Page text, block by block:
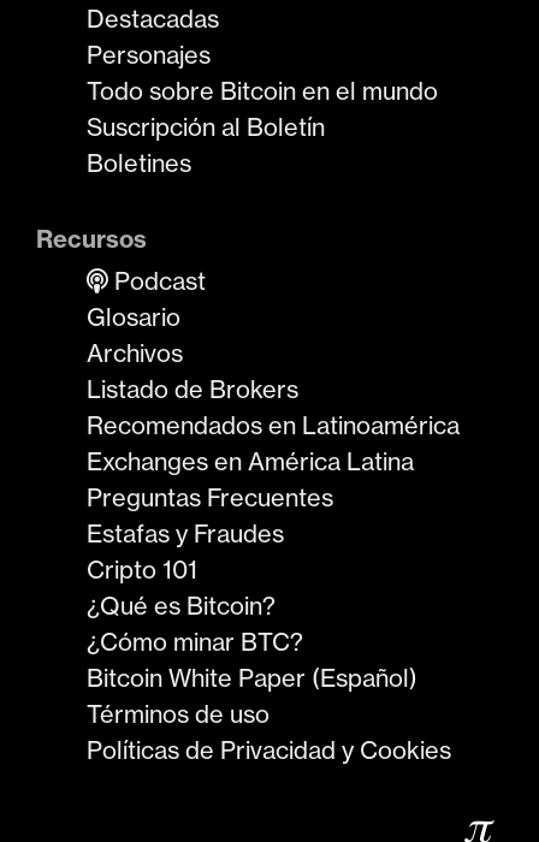
Destacadas
Personajes
Todo sobre Bitcoin en el mundo
Suscripción al Boletín
Boletines
Recursos
Podcast
Glosario
Archivos
Listado de Brokers
Recomendados en Latinoamérica
Exchanges en América Latina
Preguntas Frecuentes
Estafas y Fraudes
Cripto 101
¿Qué es Bitcoin?
¿Cómo minar BTC?
Bitcoin White Paper (Español)
Términos de uso
Políticas de Privacidad y Cookies
𝜋